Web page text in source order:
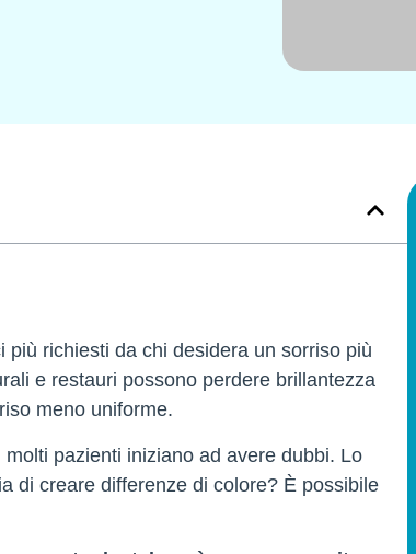
richiesti da chi desidera un sorriso più
e restauri possono perdere brillantezza
meno uniforme.
pazienti iniziano ad avere dubbi. Lo
di creare differenze di colore? È possibile